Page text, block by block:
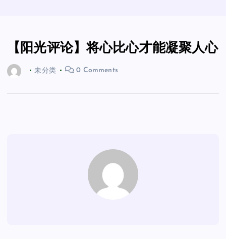
【阳光评论】将心比心才能凝聚人心
未分类 0 Comments